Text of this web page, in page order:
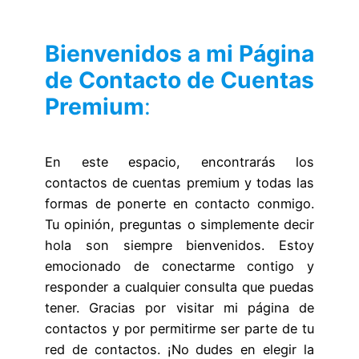
Bienvenidos a mi Página
de Contacto de Cuentas
Premium:
En este espacio, encontrarás los
contactos de cuentas premium y todas las
formas de ponerte en contacto conmigo.
Tu opinión, preguntas o simplemente decir
hola son siempre bienvenidos. Estoy
emocionado de conectarme contigo y
responder a cualquier consulta que puedas
tener. Gracias por visitar mi página de
contactos y por permitirme ser parte de tu
red de contactos. ¡No dudes en elegir la